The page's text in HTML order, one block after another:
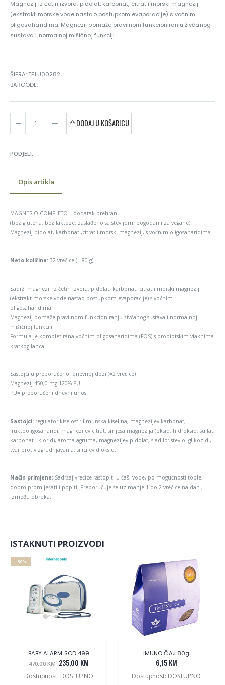
Magnezij iz četiri izvora: pidolat, karbonat, citrat i morski magnezij
(ekstrakt morske vode nastao postupkom evaporacije) s voćnim
oligosaharidima. Magnezij pomaže pravilnom funkcioniranju živčanog
sustava i normalnoj mišićnoj funkciji.
ŠIFRA: TELU00282
BARCODE: -
DODAJ U KOŠARICU
PODJELI:
Opis artikla
MAGNESIO COMPLETO – dodatak prehrani
(bez glutena, bez laktoze, zaslađeno sa stevijom, pogodan i za vegane)
Magnezij pidolat, karbonat ,citrat i morski magnezij, s voćnim oligosaharidima
Neto količina: 32 vrećice (= 80 g)
Sadrži magnezij iz četiri izvora: pidolat, karbonat, citrat i morski magnezij
(ekstrakt morske vode nastao postupkom evaporacije) s voćnim
oligosaharidima.
Magnezij pomaže pravilnom funkcioniranju živčanog sustava i normalnoj
mišićnoj funkciji.
Formula je kompletirana voćnim oligosaharidima (FOS) s probiotskim vlaknima
kratkog lanca.
Sastojci u preporučenoj dnevnoj dozi (=2 vrećice)
Magnezij 450,0 mg 120% PU
PU= preporučeni dnevni unos
Sastojci: regulator kiselosti: limunska kiselina, magnezijev karbonat,
fruktooligosaharidi, magnezijev citrat, smjesa magnezija (oksid, hidroksid, sulfat,
karbonat i klorid), aroma agruma, magnezijev pidolat, sladilo: steviol glikozidi,
tvar protiv zgrudnjavanja: silicijev dioksid.
Način primjene: Sadržaj vrećice rastopiti u čaši vode, po mogućnosti tople,
dobro promiješati i popiti. Preporučuje se uzimanje 1 do 2 vrećice na dan ,
između obroka.
ISTAKNUTI PROIZVODI
BABY ALARM SCD 499
470,00 KM 235,00 KM
-50%
Dostupnost: DOSTUPNO
IMUNO ČAJ 80g
6,15 KM
Dostupnost: DOSTUPNO